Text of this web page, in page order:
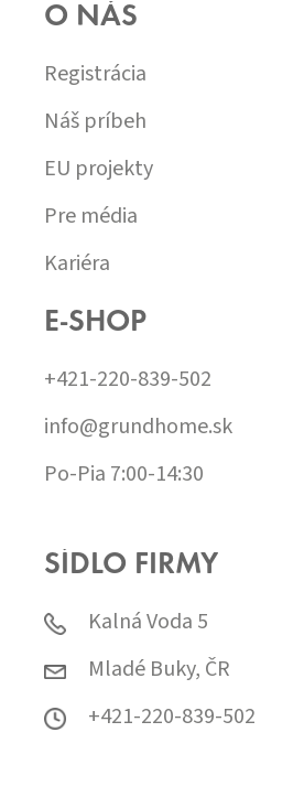
O NÁS
Registrácia
Náš príbeh
EU projekty
Pre média
Kariéra
E-SHOP
+421-220-839-502
info@grundhome.sk
Po-Pia 7:00-14:30
SÍDLO FIRMY
Kalná Voda 5
Mladé Buky, ČR
+421-220-839-502